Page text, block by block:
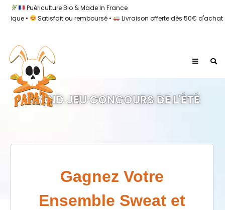
Puériculture Bio & Made In France
•
Satisfait ou remboursé • Livraison offerte dès 50€ d'achat •
GRAND JEU CONCOURS DE L'ÉTÉ
Gagnez Votre
Ensemble Sweat et